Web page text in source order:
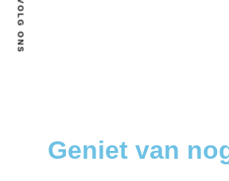
VOLG ONS
Geniet van